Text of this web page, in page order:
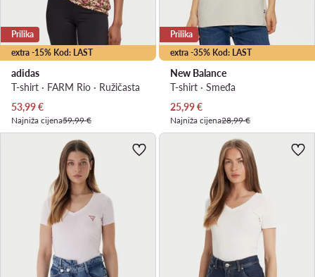
extra -15% Kod: LAST
Prilika
adidas
T-shirt · FARM Rio · Ružičasta
Trenutna cijena
53,99€
Najniža cijena59,99 €
extra -35% Kod: LAST
Prilika
New Balance
T-shirt · Smeđa
Trenutna cijena
25,99€
Najniža cijena28,99 €